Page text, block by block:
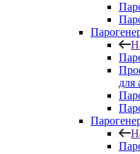
для